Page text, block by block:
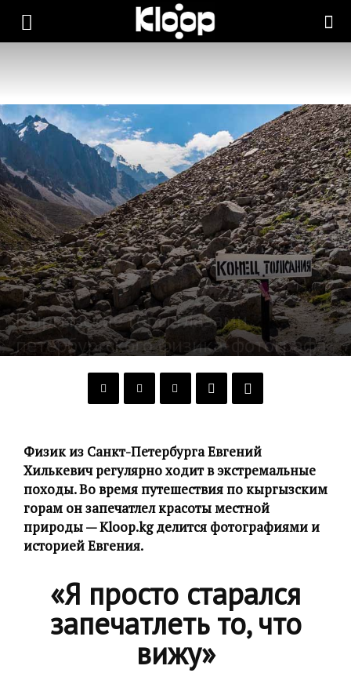
KLOOP.KG
Новости
Кыргызстана
Кыргызские горы глазами
петербургского физика-фотографа
Физик из Санкт-Петербурга Евгений
Хилькевич регулярно ходит в экстремальные
походы. Во время путешествия по кыргызским
горам он запечатлел красоты местной
природы — Kloop.kg делится фотографиями и
историей Евгения.
«Я просто старался
запечатлеть то, что
вижу»